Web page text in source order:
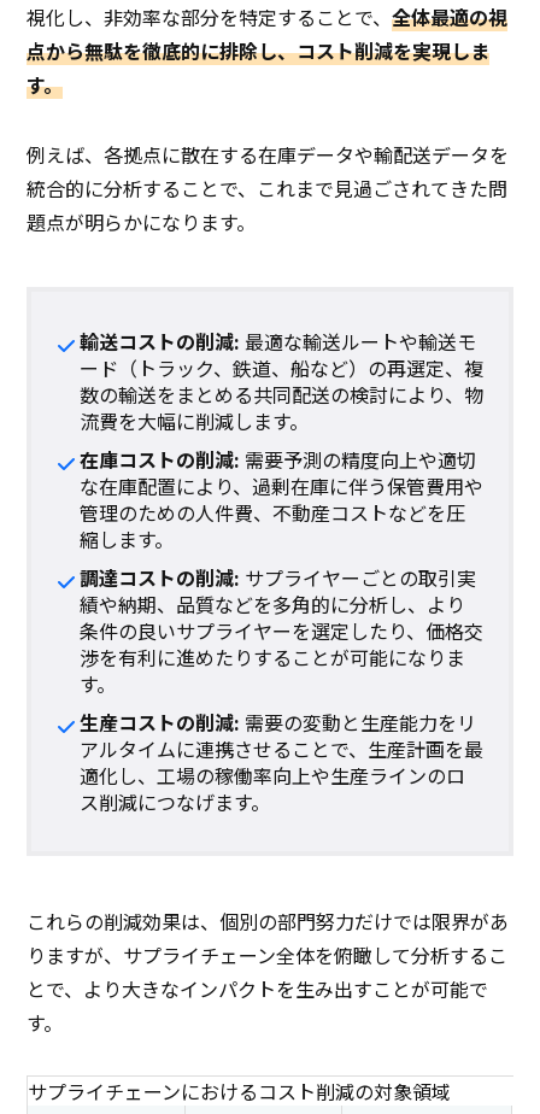
視化し、非効率な部分を特定することで、全体最適の視
点から無駄を徹底的に排除し、コスト削減を実現しま
す。
例えば、各拠点に散在する在庫データや輸配送データを
統合的に分析することで、これまで見過ごされてきた問
題点が明らかになります。
輸送コストの削減: 最適な輸送ルートや輸送モ
ード（トラック、鉄道、船など）の再選定、複
数の輸送をまとめる共同配送の検討により、物
流費を大幅に削減します。
在庫コストの削減: 需要予測の精度向上や適切
な在庫配置により、過剰在庫に伴う保管費用や
管理のための人件費、不動産コストなどを圧
縮します。
調達コストの削減: サプライヤーごとの取引実
績や納期、品質などを多角的に分析し、より
条件の良いサプライヤーを選定したり、価格交
渉を有利に進めたりすることが可能になりま
す。
生産コストの削減: 需要の変動と生産能力をリ
アルタイムに連携させることで、生産計画を最
適化し、工場の稼働率向上や生産ラインのロ
ス削減につなげます。
これらの削減効果は、個別の部門努力だけでは限界があ
りますが、サプライチェーン全体を俯瞰して分析するこ
とで、より大きなインパクトを生み出すことが可能で
す。
サプライチェーンにおけるコスト削減の対象領域